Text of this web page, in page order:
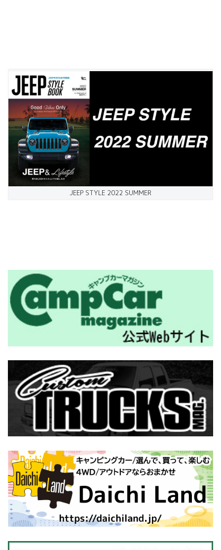
JEEP STYLE 2022 SUMMER